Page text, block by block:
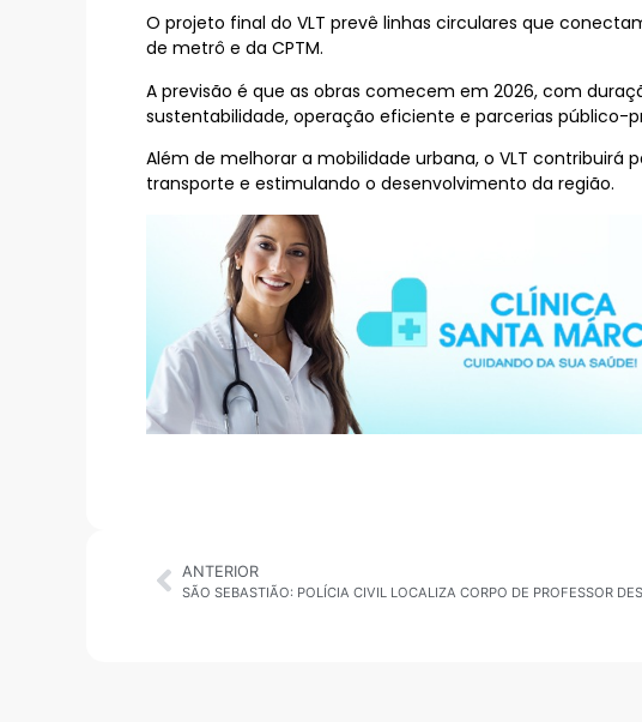
O projeto final do VLT prevê linhas circulares que
de metrô e da CPTM.
A previsão é que as obras comecem em 2026, com
sustentabilidade, operação eficiente e parcerias público-
Além de melhorar a mobilidade urbana, o VLT
transporte e estimulando o desenvolvimento da região.
ANTERIOR